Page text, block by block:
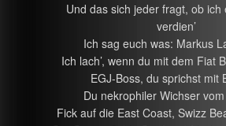
Und das sich jeder fragt, ob ich
verdien’
Ich sag euch was: Markus
Ich lach’, wenn du mit dem Fiat
EGJ-Boss, du sprichst mit
Du nekrophiler Wichser
Fick auf die East Coast, Swizz